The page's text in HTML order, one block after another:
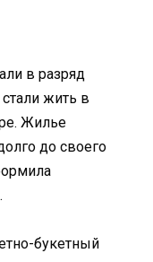
в разряд
жить в
Жилье
до своего
букетный